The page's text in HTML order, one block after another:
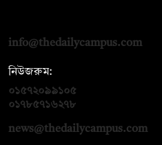
info@thedailycampus.com
নিউজরুম:
০১৫৭২০৯৯১০৫
০১৭৮৫৭১৬২৭৮
news@thedailycampus.com